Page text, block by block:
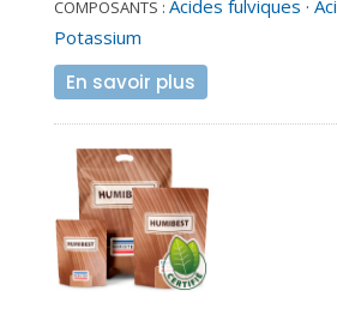
COMPOSANTS : Acides fulviques ·
Potassium
En savoir plus